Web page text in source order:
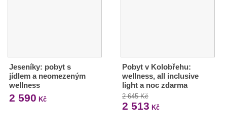
Jeseníky: pobyt s
jídlem a neomezeným
wellness
2 590 Kč
Pobyt v Kolobřehu:
wellness, all inclusive
light a noc zdarma
2 645 Kč
2 513 Kč